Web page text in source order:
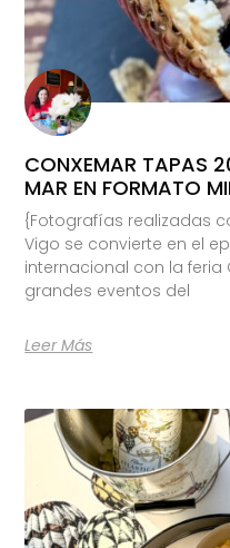
CONXEMAR TAPAS
MAR EN FORMATO
{Fotografías realizadas
Vigo se convierte en el
internacional con la feria
grandes eventos del
Leer Más